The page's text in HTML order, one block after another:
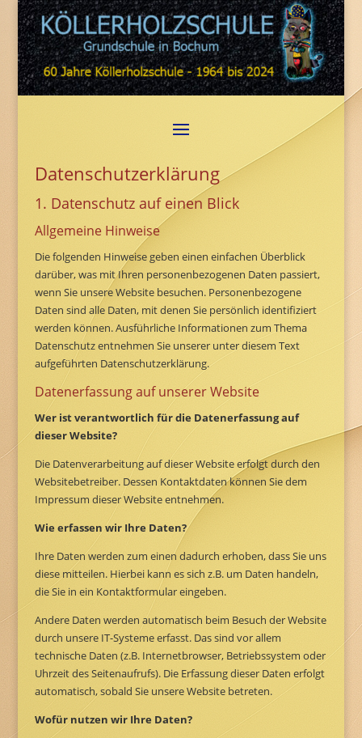
Datenschutzerklärung
1. Datenschutz auf einen Blick
Allgemeine Hinweise
Die folgenden Hinweise geben einen einfachen Überblick
darüber, was mit Ihren personenbezogenen Daten passiert,
wenn Sie unsere Website besuchen. Personenbezogene
Daten sind alle Daten, mit denen Sie persönlich identifiziert
werden können. Ausführliche Informationen zum Thema
Datenschutz entnehmen Sie unserer unter diesem Text
aufgeführten Datenschutzerklärung.
Datenerfassung auf unserer Website
Wer ist verantwortlich für die Datenerfassung auf
dieser Website?
Die Datenverarbeitung auf dieser Website erfolgt durch den
Websitebetreiber. Dessen Kontaktdaten können Sie dem
Impressum dieser Website entnehmen.
Wie erfassen wir Ihre Daten?
Ihre Daten werden zum einen dadurch erhoben, dass Sie uns
diese mitteilen. Hierbei kann es sich z.B. um Daten handeln,
die Sie in ein Kontaktformular eingeben.
Andere Daten werden automatisch beim Besuch der Website
durch unsere IT-Systeme erfasst. Das sind vor allem
technische Daten (z.B. Internetbrowser, Betriebssystem oder
Uhrzeit des Seitenaufrufs). Die Erfassung dieser Daten erfolgt
automatisch, sobald Sie unsere Website betreten.
Wofür nutzen wir Ihre Daten?